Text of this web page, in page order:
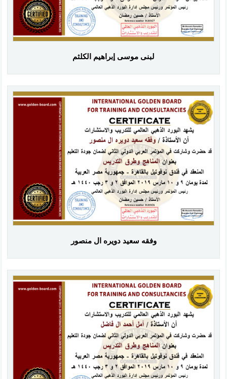
لبنى موسى إبراهيم الكلثم
وفقه سعيد دويره ال منصور